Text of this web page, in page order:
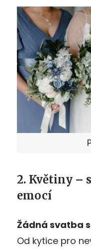
2. Květiny –
emocí
Žádná svatba
Od kytice pro